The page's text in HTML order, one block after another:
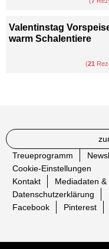
Valentinstag
warm Schalentiere
(21
Treueprogramm
Cookie-Einstellungen
Kontakt
Mediadaten &
Datenschutzerklärung
Facebook
Pinterest